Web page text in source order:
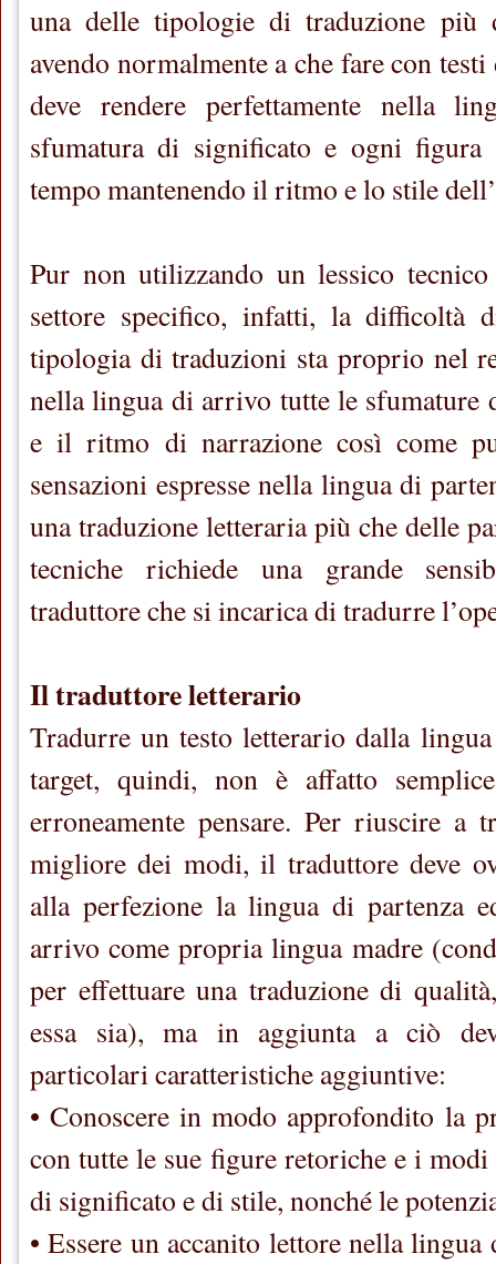
una delle tipologie di traduzione più
avendo normalmente a che fare con
deve rendere perfettamente nella
sfumatura di significato e ogni figura
tempo mantenendo il ritmo e lo stile
Pur non utilizzando un lessico
settore specifico, infatti, la difficoltà
tipologia di traduzioni sta proprio nel
nella lingua di arrivo tutte le sfumature
e il ritmo di narrazione così come
sensazioni espresse nella lingua di
una traduzione letteraria più che delle
tecniche richiede una grande
traduttore che si incarica di tradurre
Il traduttore letterario
Tradurre un testo letterario dalla
target, quindi, non è affatto
erroneamente pensare. Per riuscire a
migliore dei modi, il traduttore deve
alla perfezione la lingua di partenza
arrivo come propria lingua madre
per effettuare una traduzione di
essa sia), ma in aggiunta a ciò
particolari caratteristiche aggiuntive:
• Conoscere in modo approfondito la
con tutte le sue figure retoriche e i
di significato e di stile, nonché le
• Essere un accanito lettore nella